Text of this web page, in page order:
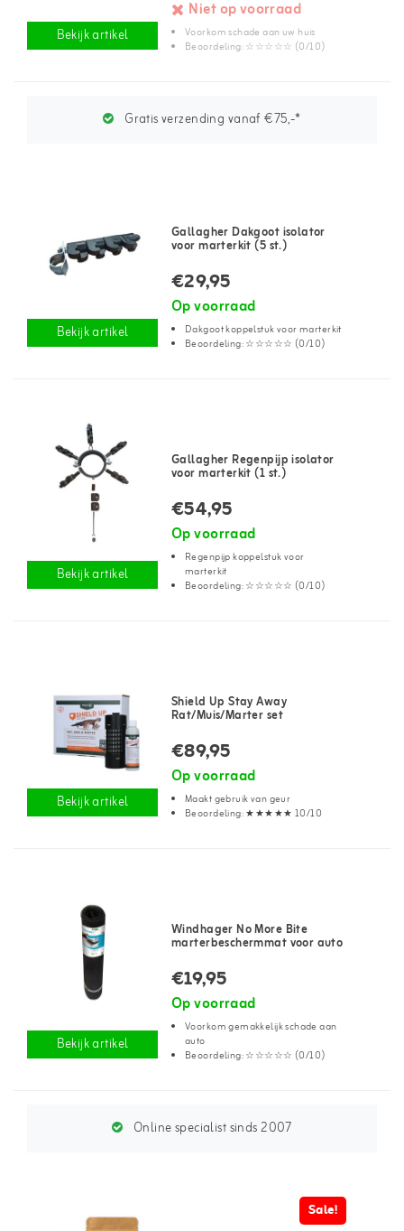
Bekijk artikel
Niet op voorraad
Voorkom schade aan uw huis
Beoordeling: ☆☆☆☆☆ (0/10)
Gratis verzending vanaf €75,-*
Bekijk artikel
Gallagher Dakgoot isolator
voor marterkit (5 st.)
€29,95
Op voorraad
Dakgoot koppelstuk voor marterkit
Beoordeling: ☆☆☆☆☆ (0/10)
Bekijk artikel
Gallagher Regenpijp isolator
voor marterkit (1 st.)
€54,95
Op voorraad
Regenpijp koppelstuk voor
marterkit
Beoordeling: ☆☆☆☆☆ (0/10)
Bekijk artikel
Shield Up Stay Away
Rat/Muis/Marter set
€89,95
Op voorraad
Maakt gebruik van geur
Beoordeling: ★★★★★ 10/10
Bekijk artikel
Windhager No More Bite
marterbeschermmat voor auto
€19,95
Op voorraad
Voorkom gemakkelijk schade aan
auto
Beoordeling: ☆☆☆☆☆ (0/10)
Online specialist sinds 2007
Sale!